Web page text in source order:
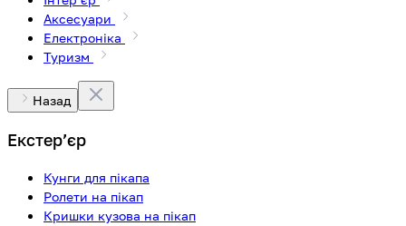
Аксесуари
Електроніка
Туризм
Назад
Екстерʼєр
Кунги для пікапа
Ролети на пікап
Кришки кузова на пікап